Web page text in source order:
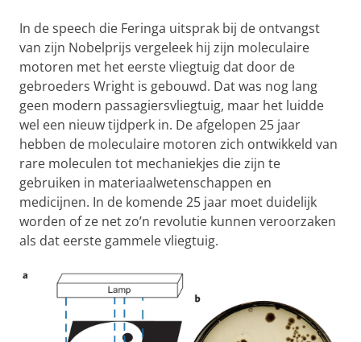
In de speech die Feringa uitsprak bij de ontvangst
van zijn Nobelprijs vergeleek hij zijn moleculaire
motoren met het eerste vliegtuig dat door de
gebroeders Wright is gebouwd. Dat was nog lang
geen modern passagiersvliegtuig, maar het luidde
wel een nieuw tijdperk in. De afgelopen 25 jaar
hebben de moleculaire motoren zich ontwikkeld van
rare moleculen tot mechaniekjes die zijn te
gebruiken in materiaalwetenschappen en
medicijnen. In de komende 25 jaar moet duidelijk
worden of ze net zo’n revolutie kunnen veroorzaken
als dat eerste gammele vliegtuig.